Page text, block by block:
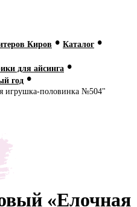
Киров • Каталог •
для айсинга •
год •
игрушка-половинка №504"
«Елочная